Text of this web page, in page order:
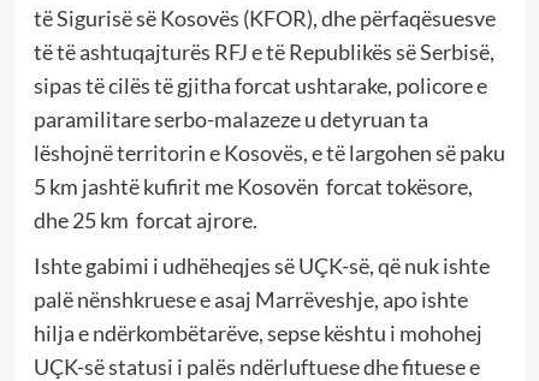
të Sigurisë së Kosovës (KFOR), dhe përfaqësuesve
të të ashtuqajturës RFJ e të Republikës së Serbisë,
sipas të cilës të gjitha forcat ushtarake, policore e
paramilitare serbo-malazeze u detyruan ta
lëshojnë territorin e Kosovës, e të largohen së paku
5 km jashtë kufirit me Kosovën forcat tokësore,
dhe 25 km forcat ajrore.
Ishte gabimi i udhëheqjes së UÇK-së, që nuk ishte
palë nënshkruese e asaj Marrëveshje, apo ishte
hilja e ndërkombëtarëve, sepse kështu i mohohej
UÇK-së statusi i palës ndërluftuese dhe fituese e